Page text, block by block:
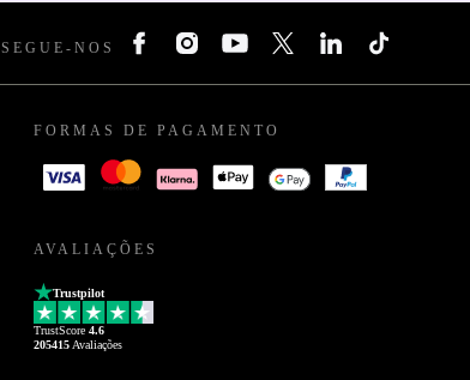
SEGUE-NOS
FORMAS DE PAGAMENTO
AVALIAÇÕES
Trustpilot
TrustScore 4.6
205415 Avaliações